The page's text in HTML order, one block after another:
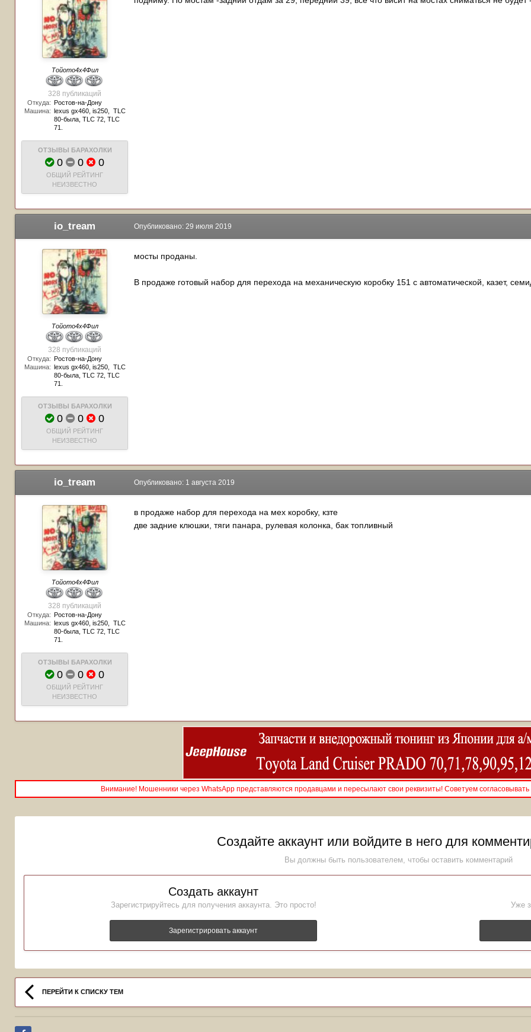
Тойото4х4Фил
328 публикаций
Откуда: Ростов-на-Дону
Машина: lexus gx460, is250, TLC
80-была, TLC 72, TLC
71.
ОТЗЫВЫ БАРАХОЛКИ
0 0 0
ОБЩИЙ РЕЙТИНГ
НЕИЗВЕСТНО
io_tream
Тойото4х4Фил
328 публикаций
Откуда: Ростов-на-Дону
Машина: lexus gx460, is250, TLC
80-была, TLC 72, TLC
71.
ОТЗЫВЫ БАРАХОЛКИ
0 0 0
ОБЩИЙ РЕЙТИНГ
НЕИЗВЕСТНО
Опубликовано: 29 июля 2019
мосты проданы.
В продаже готовый набор для перехода на механическую коробку 151 с автоматической, казет,
io_tream
Тойото4х4Фил
328 публикаций
Откуда: Ростов-на-Дону
Машина: lexus gx460, is250, TLC
80-была, TLC 72, TLC
71.
ОТЗЫВЫ БАРАХОЛКИ
0 0 0
ОБЩИЙ РЕЙТИНГ
НЕИЗВЕСТНО
Опубликовано: 1 августа 2019
в продаже набор для перехода на мех коробку, кзте
две задние клюшки, тяги панара, рулевая колонка, бак топливный
Внимание! Мошенники через WhatsApp представляются продавцами и пересылают свои реквизиты! Советуем
Создайте аккаунт или войдите в него для
Вы должны быть пользователем, чтобы оставить комментарий
Создать аккаунт
Зарегистрируйтесь для получения аккаунта. Это просто!
Зарегистрировать аккаунт
Уже
ПЕРЕЙТИ К СПИСКУ ТЕМ